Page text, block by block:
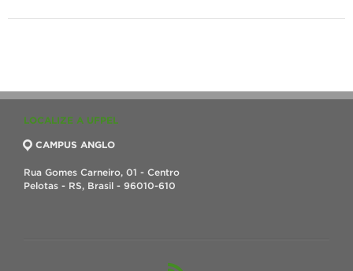
LOCALIZE A UFPEL
CAMPUS ANGLO
Rua Gomes Carneiro, 01 - Centro
Pelotas - RS, Brasil - 96010-610